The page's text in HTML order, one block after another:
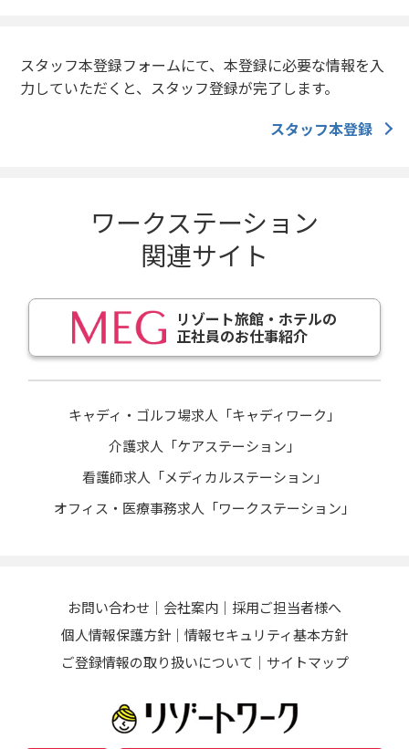
スタッフ本登録フォームにて、本登録に必要な情報を入
力していただくと、スタッフ登録が完了します。
スタッフ本登録
ワークステーション
関連サイト
リゾート旅館・ホテルの
正社員のお仕事紹介
キャディ・ゴルフ場求人「キャディワーク」
介護求人「ケアステーション」
看護師求人「メディカルステーション」
オフィス・医療事務求人「ワークステーション」
お問い合わせ 会社案内
採用ご担当者様へ
個人情報保護方針
情報セキュリティ基本方針
ご登録情報の取り扱いについて
サイトマップ